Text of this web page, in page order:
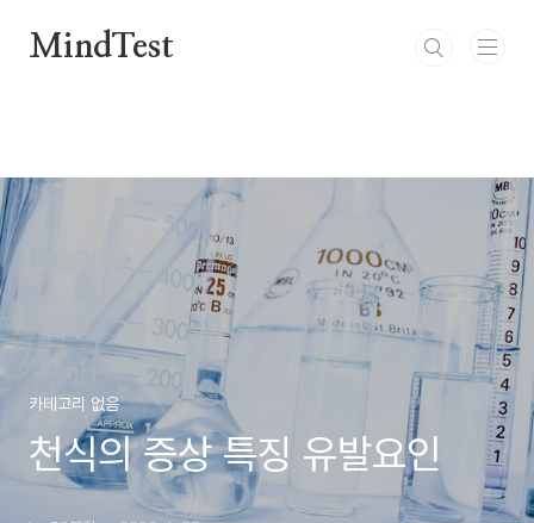
MindTest
카테고리 없음
천식의 증상 특징 유발요인